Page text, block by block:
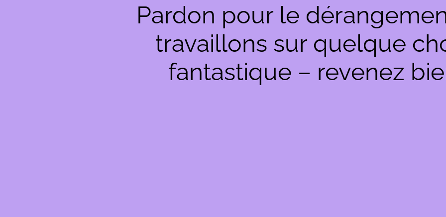
Pardon pour le
travaillons sur quelque
fantastique – revenez